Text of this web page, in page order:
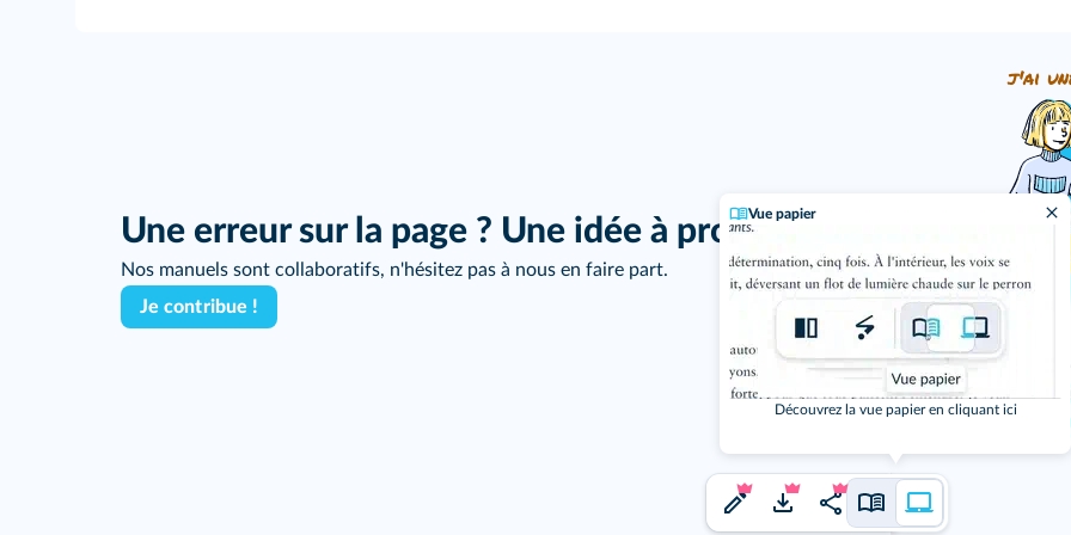
Vue papier
Découvrez la vue papier en cliquant ici
Une erreur sur la page ? Une idée à proposer ?
Nos manuels sont collaboratifs, n'hésitez pas à nous en faire part.
Je contribue !
j'ai